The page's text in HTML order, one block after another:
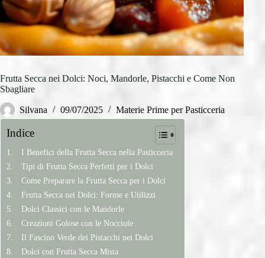
Frutta Secca nei Dolci: Noci, Mandorle, Pistacchi e Come Non
Sbagliare
Silvana 09/07/2025 Materie Prime per Pasticceria
Indice
I Benefici della Frutta Secca nella Pasticceria
Tipi di Frutta Secca Perfetti per i Dolci
Come Preparare la Frutta Secca per i Dolci
Frutta Secca nei Dolci: Forme e Utilizzi
Dolci Classici con le Mandorle
Creazioni Golose con le Nocciole
Il Fascino Verde dei Pistacchi nei Dolci
Dolci con Frutta Secca Mista